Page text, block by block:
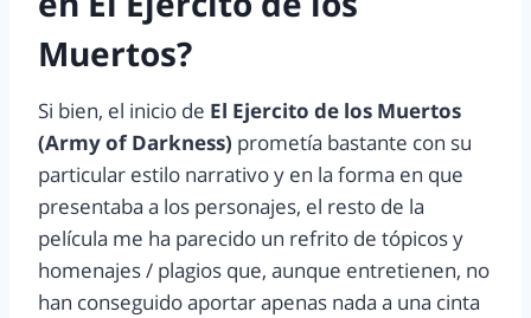
Muertos?
Si bien, el inicio de El Ejercito de los Muertos
(Army of Darkness) prometía bastante con su
particular estilo narrativo y en la forma en que
presentaba a los personajes, el resto de la
película me ha parecido un refrito de tópicos y
homenajes / plagios que, aunque entretienen, no
han conseguido aportar apenas nada a una cinta